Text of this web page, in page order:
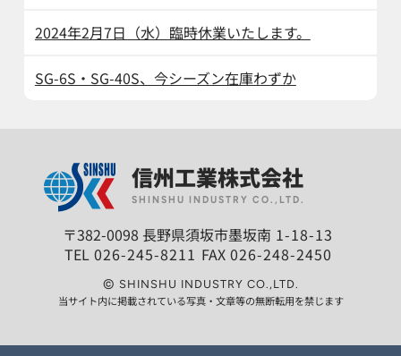
2024年2月7日（水）臨時休業いたします。
SG-6S・SG-40S、今シーズン在庫わずか
信州工業株式会社
SHINSHU INDUSTRY CO.,LTD.
〒382-0098 長野県須坂市墨坂南 1-18-13
TEL 026-245-8211 FAX 026-248-2450
© SHINSHU INDUSTRY CO.,LTD.
当サイト内に掲載されている写真・文章等の無断転用を禁じます